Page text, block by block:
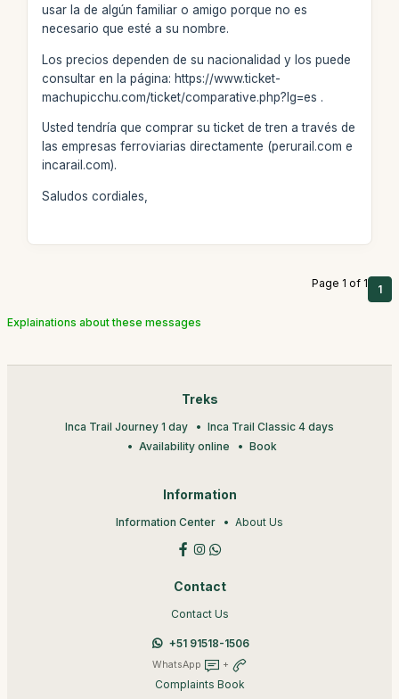
usar la de algún familiar o amigo porque no es
necesario que esté a su nombre.
Los precios dependen de su nacionalidad y los puede
consultar en la página: https://www.ticket-
machupicchu.com/ticket/comparative.php?lg=es .
Usted tendría que comprar su ticket de tren a través de
las empresas ferroviarias directamente (perurail.com e
incarail.com).
Saludos cordiales,
Page 1 of 1 1
Explainations about these messages
Treks
Inca Trail Journey 1 day
Inca Trail Classic 4 days
Availability online
Book
Information
Information Center About Us
Contact
Contact Us
+51 91518-1506
WhatsApp +
Complaints Book